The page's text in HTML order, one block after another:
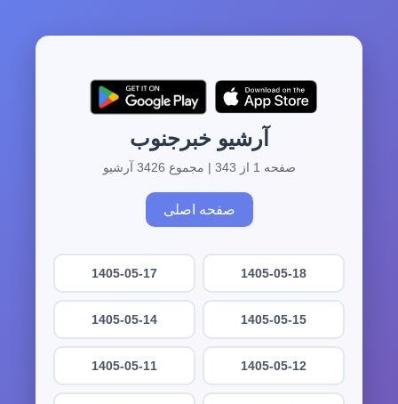
آرشیو خبرجنوب
صفحه 1 از 343 | مجموع 3426 آرشیو
صفحه اصلی
1405-05-18
1405-05-17
1405-05-15
1405-05-14
1405-05-12
1405-05-11